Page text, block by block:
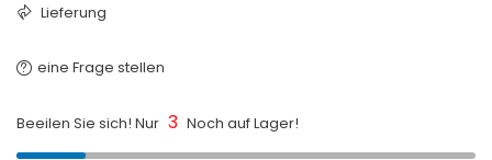
Lieferung
eine Frage stellen
Beeilen Sie sich! Nur 3 Noch auf Lager!